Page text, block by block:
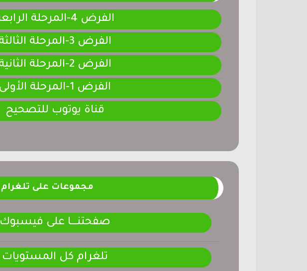
الفرض 4-المرحلة الرابعة
الفرض 3-المرحلة الثالثة
الفرض 2-المرحلة الثانية
الفرض 1-المرحلة الأولى
قناة يوتوب للتصحيح
مجموعات على تلغرام
صفحتنــــــا على فيسبوك
تلغرام كل المستويات